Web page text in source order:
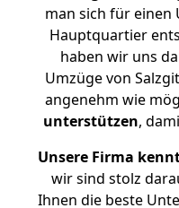
man sich für einen
Hauptquartier
haben wir uns
Umzüge von
angenehm wie
unterstützen,
Unsere Firma
wir sind stolz
Ihnen die beste